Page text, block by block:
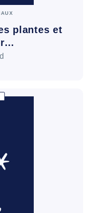
plantes et